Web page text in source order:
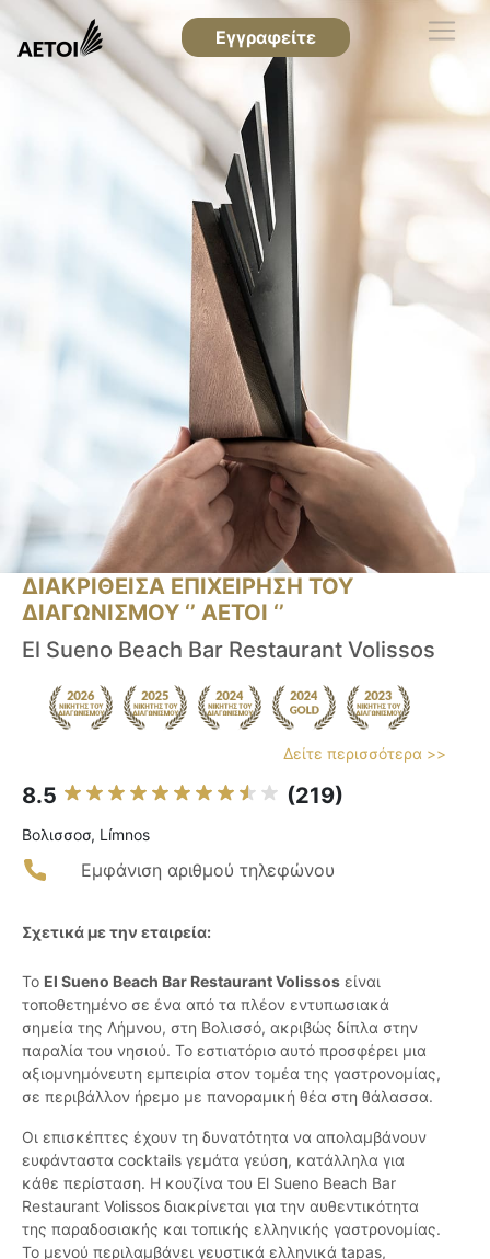
Εγγραφείτε
ΔΙΑΚΡΙΘΕΙΣΑ ΕΠΙΧΕΙΡΗΣΗ ΤΟΥ
ΔΙΑΓΩΝΙΣΜΟΥ ‘’ ΑΕΤΟΙ ‘’
El Sueno Beach Bar Restaurant Volissos
Δείτε περισσότερα >>
8.5 (219)
Βολισσοσ, Límnos
Εμφάνιση αριθμού τηλεφώνου
Σχετικά με την εταιρεία:
Το El Sueno Beach Bar Restaurant Volissos είναι
τοποθετημένο σε ένα από τα πλέον εντυπωσιακά
σημεία της Λήμνου, στη Βολισσό, ακριβώς δίπλα στην
παραλία του νησιού. Το εστιατόριο αυτό προσφέρει μια
αξιομνημόνευτη εμπειρία στον τομέα της γαστρονομίας,
σε περιβάλλον ήρεμο με πανοραμική θέα στη θάλασσα.
Οι επισκέπτες έχουν τη δυνατότητα να απολαμβάνουν
ευφάνταστα cocktails γεμάτα γεύση, κατάλληλα για
κάθε περίσταση. Η κουζίνα του El Sueno Beach Bar
Restaurant Volissos διακρίνεται για την αυθεντικότητα
της παραδοσιακής και τοπικής ελληνικής γαστρονομίας.
Το μενού περιλαμβάνει γευστικά ελληνικά tapas,